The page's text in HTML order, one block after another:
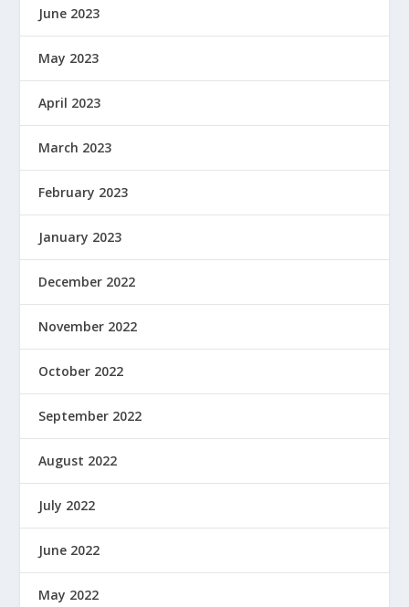
June 2023
May 2023
April 2023
March 2023
February 2023
January 2023
December 2022
November 2022
October 2022
September 2022
August 2022
July 2022
June 2022
May 2022